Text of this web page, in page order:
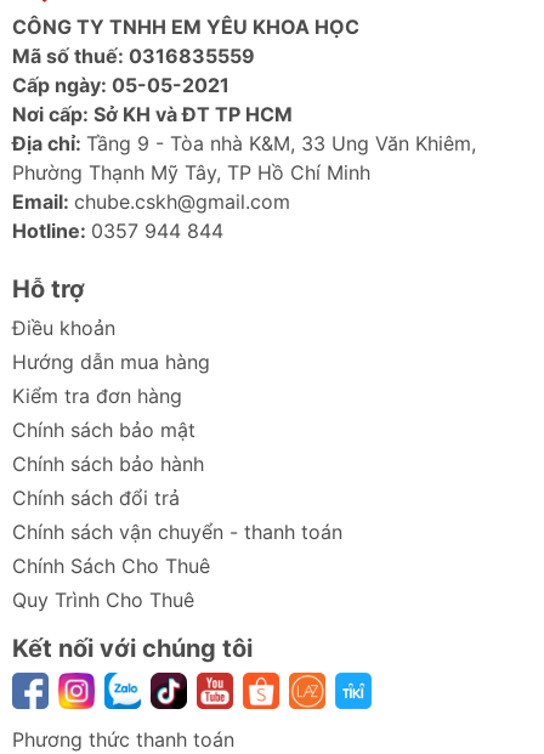
CÔNG TY TNHH EM YÊU KHOA HỌC
Mã số thuế: 0316835559
Cấp ngày: 05-05-2021
Nơi cấp: Sở KH và ĐT TP HCM
Địa chỉ: Tầng 9 - Tòa nhà K&M, 33 Ung Văn Khiêm,
Phường Thạnh Mỹ Tây, TP Hồ Chí Minh
Email: chube.cskh@gmail.com
Hotline: 0357 944 844
Hỗ trợ
Điều khoản
Hướng dẫn mua hàng
Kiểm tra đơn hàng
Chính sách bảo mật
Chính sách bảo hành
Chính sách đổi trả
Chính sách vận chuyển - thanh toán
Chính Sách Cho Thuê
Quy Trình Cho Thuê
Kết nối với chúng tôi
Phương thức thanh toán